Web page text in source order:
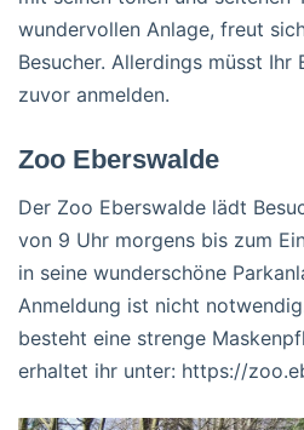
wundervollen Anlage, freut
Besucher. Allerdings müsst Ihr
zuvor anmelden.
Zoo Eberswalde
Der Zoo Eberswalde lädt
von 9 Uhr morgens bis zum
in seine wunderschöne
Anmeldung ist nicht
besteht eine strenge
erhaltet ihr unter: https://